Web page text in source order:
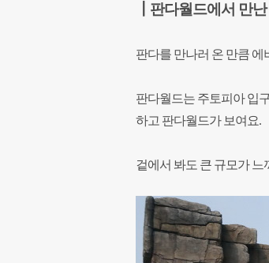
┃판다월드에서 만
판다를 만나러 온 만큼
판다월드는 주토피아 입
하고 판다월드가 보여요.
겉에서 봐도 큰 규모가 느